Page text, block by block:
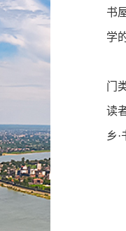
书
学
据
门
读
乡